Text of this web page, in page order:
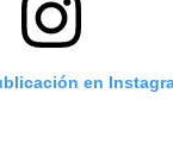
en